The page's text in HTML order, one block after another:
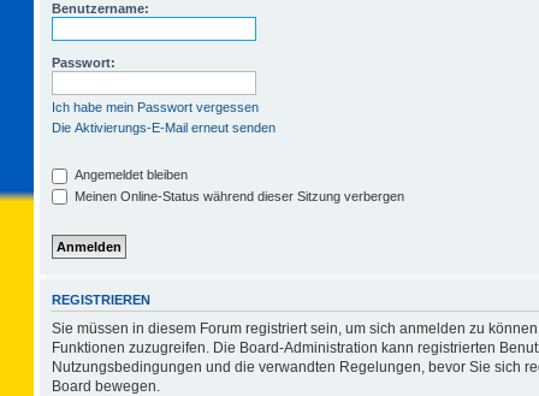
Benutzername:
Passwort:
Ich habe mein Passwort vergessen
Die Aktivierungs-E-Mail erneut senden
Angemeldet bleiben
Meinen Online-Status während dieser Sitzung verbergen
REGISTRIEREN
Sie müssen in diesem Forum registriert sein, um sich anmelden zu
Funktionen zuzugreifen. Die Board-Administration kann registrierten
Nutzungsbedingungen und die verwandten Regelungen, bevor Sie sich
Board bewegen.